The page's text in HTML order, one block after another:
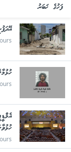
ފަހުގެ ޚަބަރު